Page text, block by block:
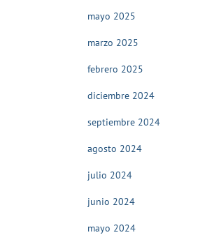
mayo 2025
marzo 2025
febrero 2025
diciembre 2024
septiembre 2024
agosto 2024
julio 2024
junio 2024
mayo 2024